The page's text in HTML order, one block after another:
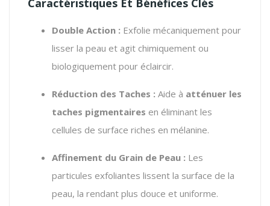
Caractéristiques Et Bénéfices Clés
Double Action : Exfolie mécaniquement pour
lisser la peau et agit chimiquement ou
biologiquement pour éclaircir.
Réduction des Taches : Aide à atténuer les
taches pigmentaires en éliminant les
cellules de surface riches en mélanine.
Affinement du Grain de Peau : Les
particules exfoliantes lissent la surface de la
peau, la rendant plus douce et uniforme.